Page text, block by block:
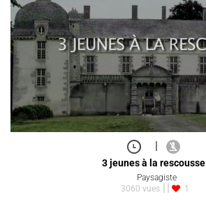
3 jeunes à la rescousse
Paysagiste
3060 vues
1